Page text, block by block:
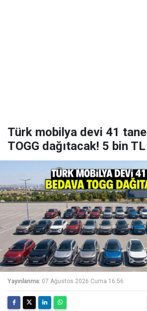
Türk mobilya devi 41
TOGG dağıtacak! 5 bin
Yayınlanma: 07 Ağustos 2026 Cuma 16:56